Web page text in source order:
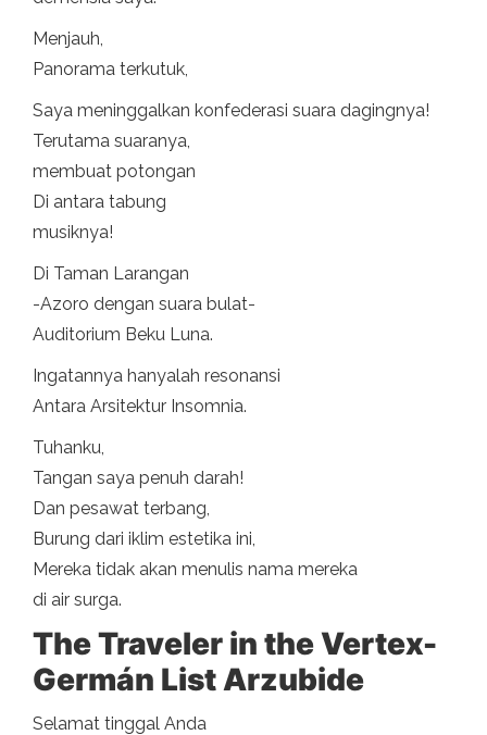
Menjauh,
Panorama terkutuk,
Saya meninggalkan konfederasi suara dagingnya!
Terutama suaranya,
membuat potongan
Di antara tabung
musiknya!
Di Taman Larangan
-Azoro dengan suara bulat-
Auditorium Beku Luna.
Ingatannya hanyalah resonansi
Antara Arsitektur Insomnia.
Tuhanku,
Tangan saya penuh darah!
Dan pesawat terbang,
Burung dari iklim estetika ini,
Mereka tidak akan menulis nama mereka
di air surga.
The Traveler in the Vertex-
Germán List Arzubide
Selamat tinggal Anda